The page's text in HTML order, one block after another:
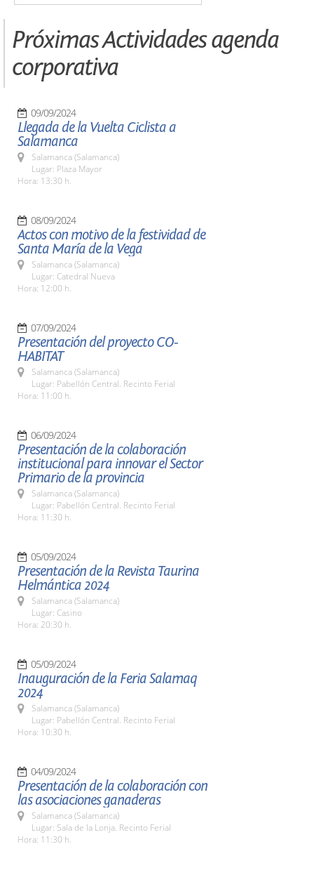
Próximas Actividades agenda
corporativa
09/09/2024
Llegada de la Vuelta Ciclista a
Salamanca
Salamanca (Salamanca)
Lugar: Plaza Mayor
Hora: 13:30 h.
08/09/2024
Actos con motivo de la festividad de
Santa María de la Vega
Salamanca (Salamanca)
Lugar: Catedral Nueva
Hora: 12:00 h.
07/09/2024
Presentación del proyecto CO-
HABITAT
Salamanca (Salamanca)
Lugar: Pabellón Central. Recinto Ferial
Hora: 11:00 h.
06/09/2024
Presentación de la colaboración
institucional para innovar el Sector
Primario de la provincia
Salamanca (Salamanca)
Lugar: Pabellón Central. Recinto Ferial
Hora: 11:30 h.
05/09/2024
Presentación de la Revista Taurina
Helmántica 2024
Salamanca (Salamanca)
Lugar: Casino
Hora: 20:30 h.
05/09/2024
Inauguración de la Feria Salamaq
2024
Salamanca (Salamanca)
Lugar: Pabellón Central. Recinto Ferial
Hora: 10:30 h.
04/09/2024
Presentación de la colaboración con
las asociaciones ganaderas
Salamanca (Salamanca)
Lugar: Sala de la Lonja. Recinto Ferial
Hora: 11:30 h.